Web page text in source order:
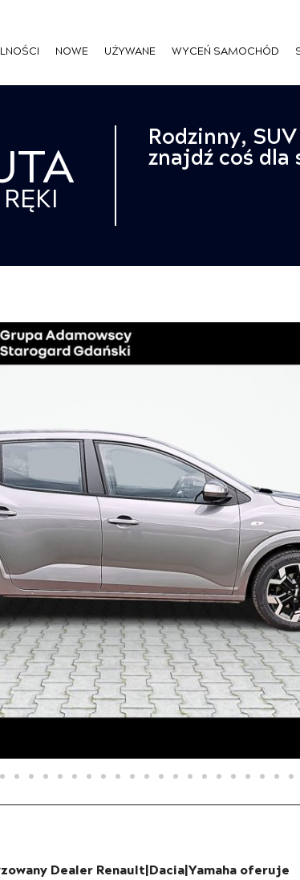
NOWE UŻYWANE WYCEŃ SAMOCHÓD
Rodzinny,
znajdź coś dla
Dealer Renault|Dacia|Yamaha oferuje